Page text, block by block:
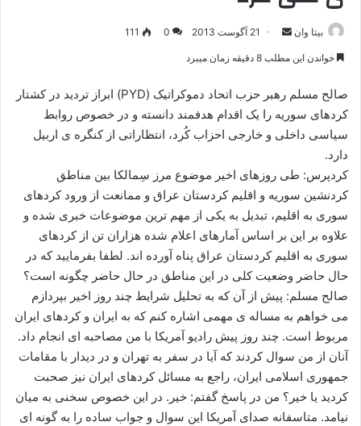
بیتا وان
ر
ل
21 آگوست 2013 0
111
خواندن این مطلب 8 دقیقه زمان میبرد
صالح مسلم رهبر حزب اتحاد دموکراتیک (PYD) ابراز تردید در کشتار
کردهای سوریه را یک اقدام هدفمند دانسته و در خصوص روابط
سیاسی داخلی و خارجی احزاب کُرد، انتظاراتی از کنگره ی اربیل
دارد.
کردپرس: طی روزهای اخیر موضوع مرز سِمالکا بین مناطق
کردنشین سوریه و اقلیم کردستان عراق و ممانعت از ورود کردهای
سوری به اقلیم، تبدیل به یکی از مهم ترین موضوعات خبری شده و
علاوه بر این بر اساس آمارهای اعلام شده هزاران تن از کردهای
سوری به اقلیم کردستان عراق پناه آورده اند. لطفا بفرمایید که در
حال حاضر وضعیت کلی در این مناطق در حال حاضر چگونه است؟
صالح مسلم: پیش از آن که به تحلیل شرایط چند روز اخیر بپردازم
می خواهم به مساله ی مهمی اشاره کنم که به ایران و کردهای ایران
مربوط است. چند روز پیش رادیو آمریکا با من مصاحبه ای انجام داد.
آنان از من سوال کردند که آیا در سفر به تهران و در دیدار با مقامات
جمهوری اسلامی ایران، راجع به مسائل کردهای ایران نیز صحبت
کردید یا خیر؟ من در پاسخ گفتم: خیر. در این خصوص سخنی به میان
نیامد. متاسفانه صدای آمریکا این سوال و جواب ساده را به گونه ای